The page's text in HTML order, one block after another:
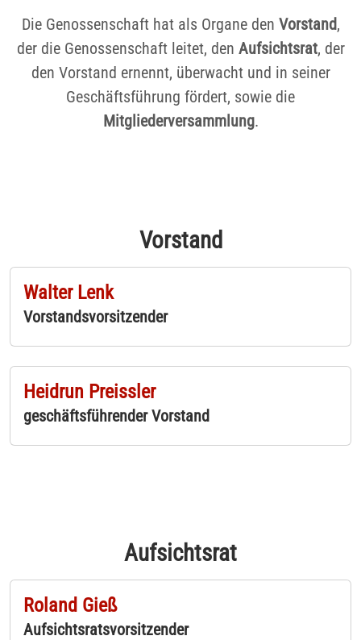
Die Genossenschaft hat als Organe den Vorstand,
der die Genossenschaft leitet, den Aufsichtsrat, der
den Vorstand ernennt, überwacht und in seiner
Geschäftsführung fördert, sowie die
Mitgliederversammlung.
Vorstand
Walter Lenk
Vorstandsvorsitzender
Heidrun Preissler
geschäftsführender Vorstand
Aufsichtsrat
Roland Gieß
Aufsichtsratsvorsitzender